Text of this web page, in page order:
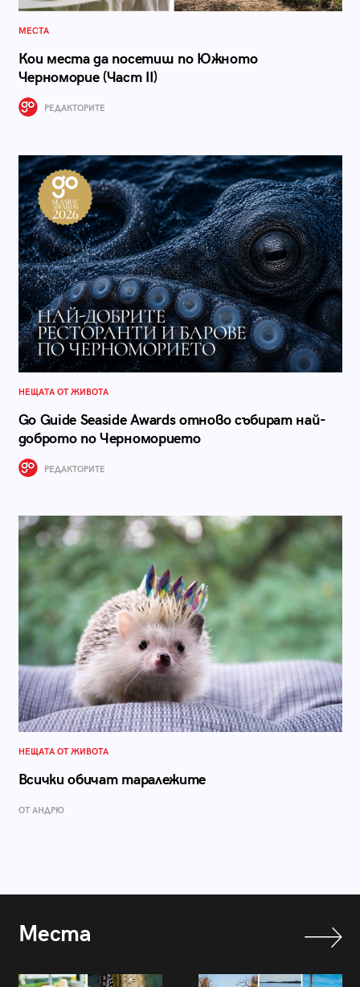
МЕСТА
Кои места да посетиш по Южното
Черноморие (Част II)
РЕДАКТОРИТЕ
НЕЩАТА ОТ ЖИВОТА
Go Guide Seaside Awards отново събират най-
доброто по Черноморието
РЕДАКТОРИТЕ
НЕЩАТА ОТ ЖИВОТА
Всички обичат таралежите
ОТ АНДРЮ
Места